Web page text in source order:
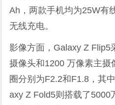
Ah，两款手机均为25W有
无线充电。
影像方面，Galaxy Z Flip5
摄像头和1200 万像素主
圈分别为F2.2和F1.8，其
axy Z Fold5则搭载了5000